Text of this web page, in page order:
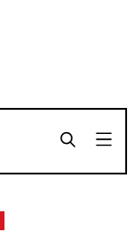
SHARE
SHARE